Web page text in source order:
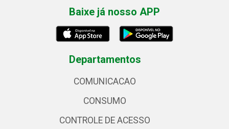
Baixe já nosso APP
Departamentos
COMUNICACAO
CONSUMO
CONTROLE DE ACESSO